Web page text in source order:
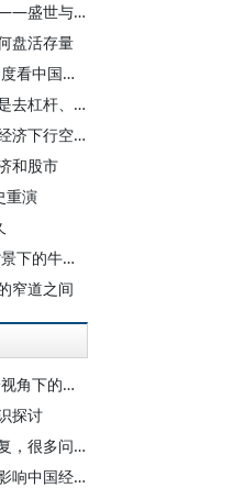
李迅雷：老登对AI时代的思考——盛世与先驱
盘活存量
李迅雷 高瑞东：从广义财政角度看中国经济回暖原因及未来空间
李迅雷：未来五年经济：究竟是去杠杆、稳杠杆还是加杠杆
李迅雷：从城镇化步伐看中国经济下行空间
和股市
重演
李迅雷：经济下行 估值偏高背景下的牛市逻辑
窄道之间
贾根良 周尊璞：现代货币理论视角下的国债管理：原理与启示
探讨
余永定：如果中国经济增速恢复，很多问题都会迎刃而解
姚美雄：人口结构严重失调将影响中国经济增速